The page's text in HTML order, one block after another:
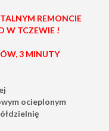
REMONCIE
W TCZEWIE !
3 MINUTY
ocieplonym